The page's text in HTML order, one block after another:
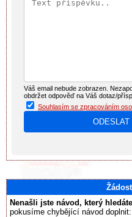
Váš email nebude zobrazen.
obdržet odpověď na Váš dotaz/
Souhlasím se zpracováním
Nenašli jste návod, který
pokusíme chybějící návod doplnit: